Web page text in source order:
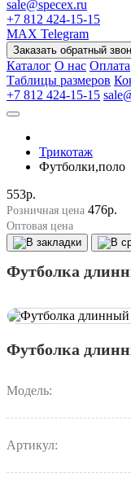
sale@specex.ru
+7 812 424-15-15
MAX Telegram
Заказать обратный
Каталог О нас Оплата
Таблицы размеров
+7 812 424-15-15
Трикотаж
Футболки,поло
553р.
Розничная цена 476р.
Оптовая цена
Футболка
Футболка
Модель:
Артикул: